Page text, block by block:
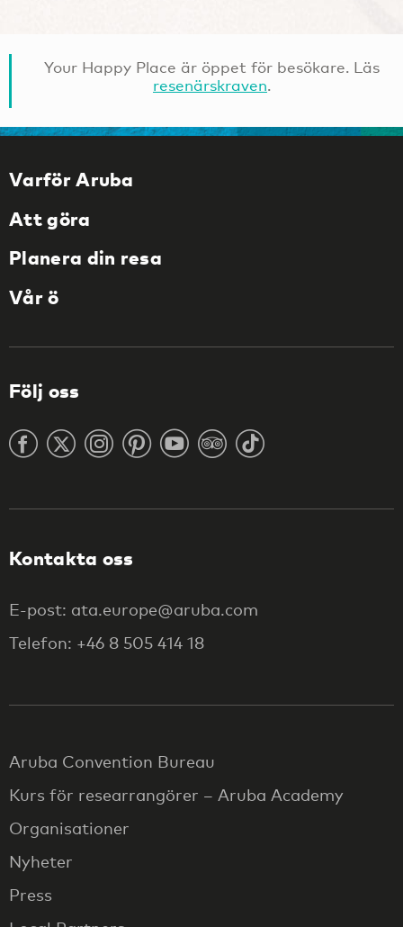
Your Happy Place är öppet för besökare. Läs
resenärskraven.
Varför Aruba
Att göra
Planera din resa
Vår ö
Följ oss
Kontakta oss
E-post: ata.europe@aruba.com
Telefon: +46 8 505 414 18
Aruba Convention Bureau
Kurs för researrangörer – Aruba Academy
Organisationer
Nyheter
Press